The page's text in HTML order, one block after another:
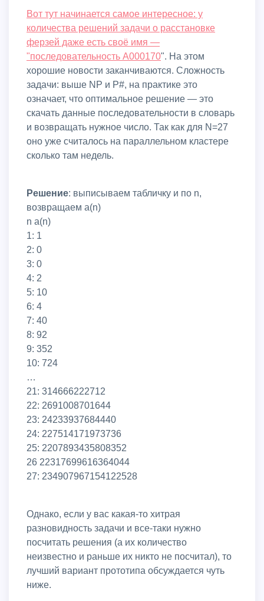
Вот тут начинается самое интересное: у
количества решений задачи о расстановке
ферзей даже есть своё имя —
"последовательность A000170". На этом
хорошие новости заканчиваются. Сложность
задачи: выше NP и P#, на практике это
означает, что оптимальное решение — это
скачать данные последовательности в словарь
и возвращать нужное число. Так как для N=27
оно уже считалось на параллельном кластере
сколько там недель.
Решение: выписываем табличку и по n,
возвращаем а(n)
n a(n)
1: 1
2: 0
3: 0
4: 2
5: 10
6: 4
7: 40
8: 92
9: 352
10: 724
…
21: 314666222712
22: 2691008701644
23: 24233937684440
24: 227514171973736
25: 2207893435808352
26 22317699616364044
27: 234907967154122528
Однако, если у вас какая-то хитрая
разновидность задачи и все-таки нужно
посчитать решения (а их количество
неизвестно и раньше их никто не посчитал), то
лучший вариант прототипа обсуждается чуть
ниже.